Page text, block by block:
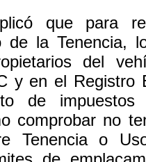
que para
de la Tenencia,
del
y en el Registro
de impuestos
comprobar no
Tenencia o